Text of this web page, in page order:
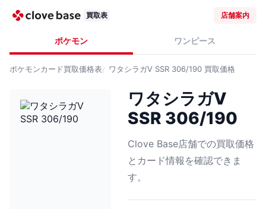
買取表 店舗案内
ポケモン ワンピース
ポケモンカード買取価格表 ワタシラガV SSR 306/190 買取価格
ワタシラガV
SSR 306/190
Clove Base店舗での買取価格
とカード情報を確認できま
す。